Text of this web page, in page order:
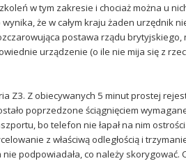
w tym zakresie i chociaż można u
że w całym kraju żaden urzędnik
postawa rządu brytyjskiego,
urządzenie (o ile nie mija się z
Z3. Z obiecywanych 5 minut prostej
poprzedzone ściągnięciem
bo telefon nie łapał na nim
z właściwą odległością i
nie podpowiadała, co należy